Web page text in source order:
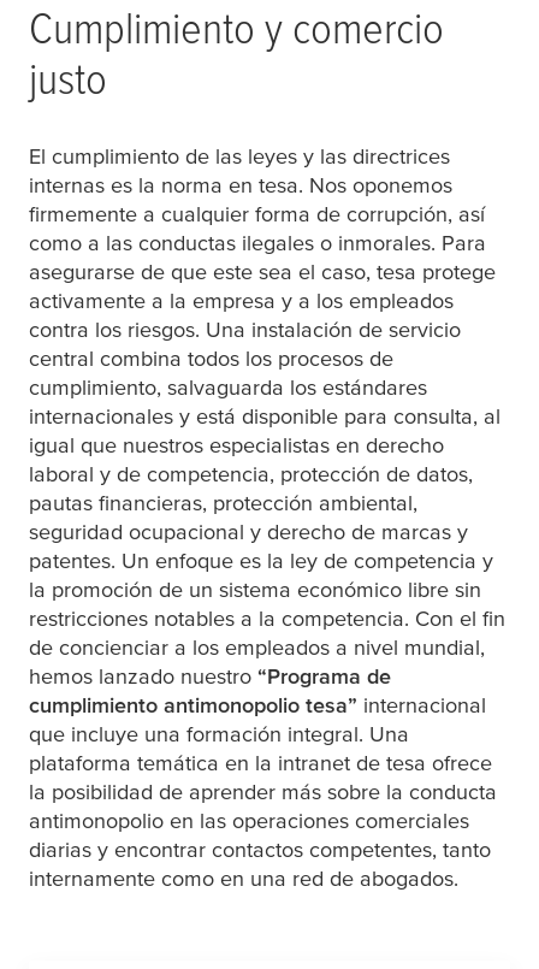
Cumplimiento y comercio
justo
El cumplimiento de las leyes y las directrices
internas es la norma en tesa. Nos oponemos
firmemente a cualquier forma de corrupción, así
como a las conductas ilegales o inmorales. Para
asegurarse de que este sea el caso, tesa protege
activamente a la empresa y a los empleados
contra los riesgos. Una instalación de servicio
central combina todos los procesos de
cumplimiento, salvaguarda los estándares
internacionales y está disponible para consulta, al
igual que nuestros especialistas en derecho
laboral y de competencia, protección de datos,
pautas financieras, protección ambiental,
seguridad ocupacional y derecho de marcas y
patentes. Un enfoque es la ley de competencia y
la promoción de un sistema económico libre sin
restricciones notables a la competencia. Con el fin
de concienciar a los empleados a nivel mundial,
hemos lanzado nuestro “Programa de
cumplimiento antimonopolio tesa” internacional
que incluye una formación integral. Una
plataforma temática en la intranet de tesa ofrece
la posibilidad de aprender más sobre la conducta
antimonopolio en las operaciones comerciales
diarias y encontrar contactos competentes, tanto
internamente como en una red de abogados.